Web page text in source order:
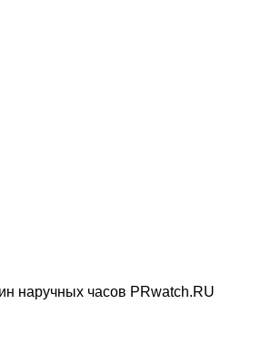
наручных часов PRwatch.RU